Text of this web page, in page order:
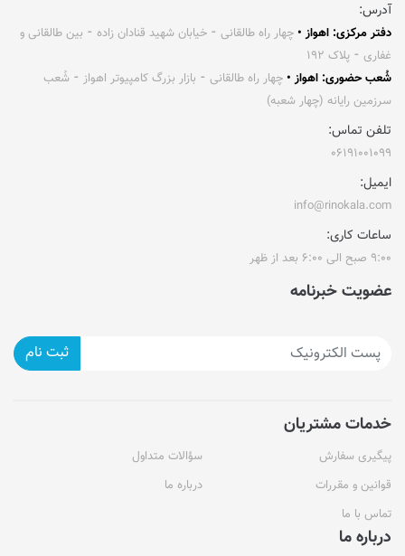
آدرس:
دفتر مرکزی: اهواز • چهار راه طالقانی ⁃ خیابان شهید قنادان زاده ⁃ بین طالقانی و
غفاری ⁃ پلاک ۱۹۲
شُعب حضوری: اهواز • چهار راه طالقانی ⁃ بازار بزرگ کامپیوتر اهواز ⁃ شُعب
سرزمین رایانه (چهار شعبه)
تلفن تماس:
۰۶۱۹۱۰۰۱۰۹۹
ایمیل:
info@rinokala.com
ساعات کاری:
۹:۰۰ صبح الی ۶:۰۰ بعد از ظهر
عضویت خبرنامه
ثبت نام
خدمات مشتریان
پیگیری سفارش
سؤالات متداول
قوانین و مقررات
درباره ما
تماس با ما
درباره ما